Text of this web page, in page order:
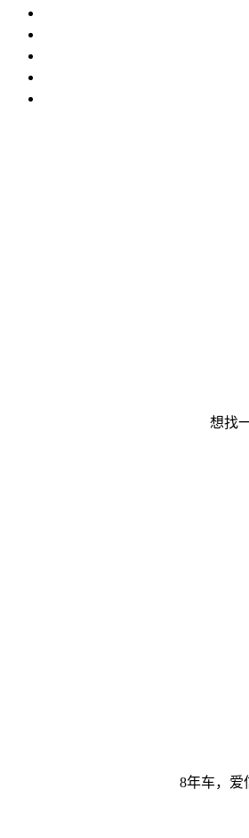
想找
8年车，爱